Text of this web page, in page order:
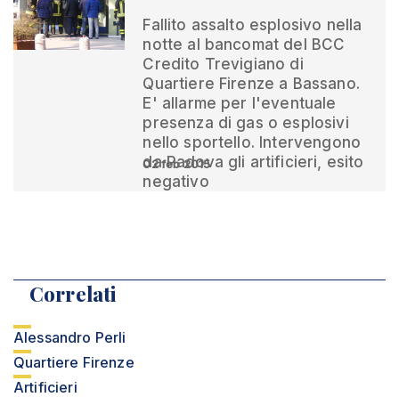
Fallito assalto esplosivo nella
notte al bancomat del BCC
Credito Trevigiano di
Quartiere Firenze a Bassano.
E' allarme per l'eventuale
presenza di gas o esplosivi
nello sportello. Intervengono
da Padova gli artificieri, esito
negativo
02 feb 2015
Correlati
Alessandro Perli
Quartiere Firenze
Artificieri